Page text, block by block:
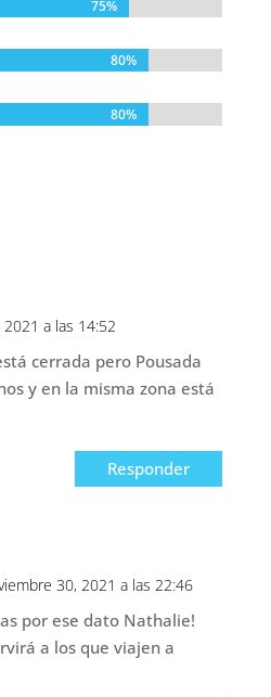
75%
75%
80%
80%
80%
80%
a las 14:52
cerrada pero Pousada
y en la misma zona está
Responder
30, 2021 a las 22:46
por ese dato Nathalie!
a los que viajen a